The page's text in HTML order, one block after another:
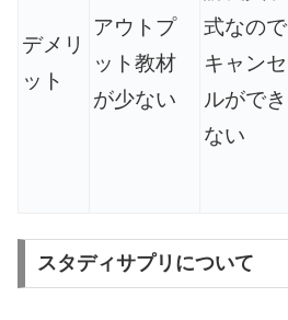
デメリ
ット
アウトプ
ット教材
が少ない
式なので
キャンセ
ルができ
ない
スタディサプリについて